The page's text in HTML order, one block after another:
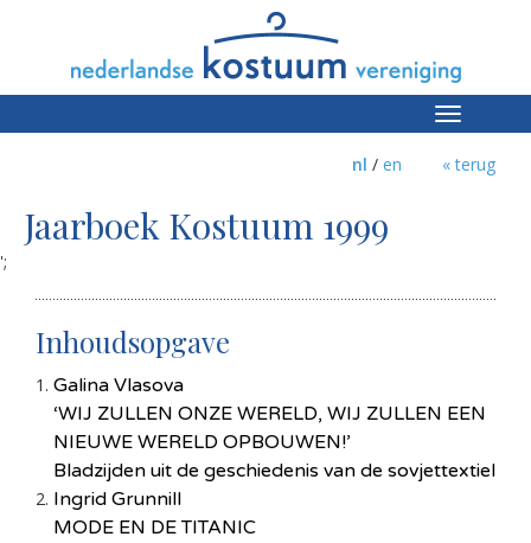
Toggle
« terug
nl / en
Jaarboek Kostuum 1999
';
Inhoudsopgave
Galina Vlasova
‘WIJ ZULLEN ONZE WERELD, WIJ ZULLEN EEN
NIEUWE WERELD OPBOUWEN!’
Bladzijden uit de geschiedenis van de sovjettextiel
Ingrid Grunnill
MODE EN DE TITANIC